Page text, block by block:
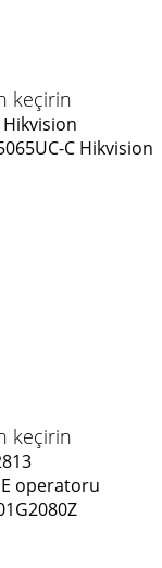
keçirin
Hikvision
C Hikvision
keçirin
operatoru